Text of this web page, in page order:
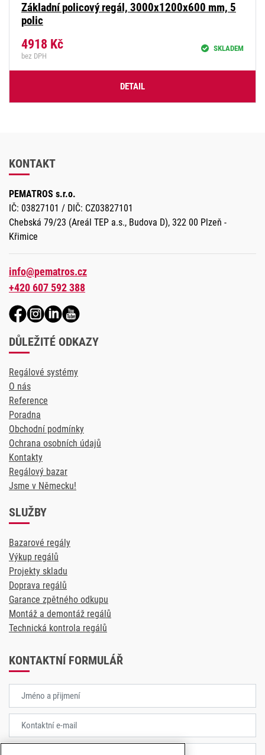
Základní policový regál, 3000x1200x600 mm, 5
polic
4918 Kč
bez DPH
SKLADEM
DETAIL
KONTAKT
PEMATROS s.r.o.
IČ: 03827101 / DIČ: CZ03827101
Chebská 79/23 (Areál TEP a.s., Budova D), 322 00 Plzeň -
Křimice
info@pematros.cz
+420 607 592 388
DŮLEŽITÉ ODKAZY
Regálové systémy
O nás
Reference
Poradna
Obchodní podmínky
Ochrana osobních údajů
Kontakty
Regálový bazar
Jsme v Německu!
SLUŽBY
Bazarové regály
Výkup regálů
Projekty skladu
Doprava regálů
Garance zpětného odkupu
Montáž a demontáž regálů
Technická kontrola regálů
KONTAKTNÍ FORMULÁŘ